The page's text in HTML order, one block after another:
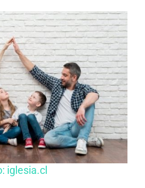
iglesia.cl